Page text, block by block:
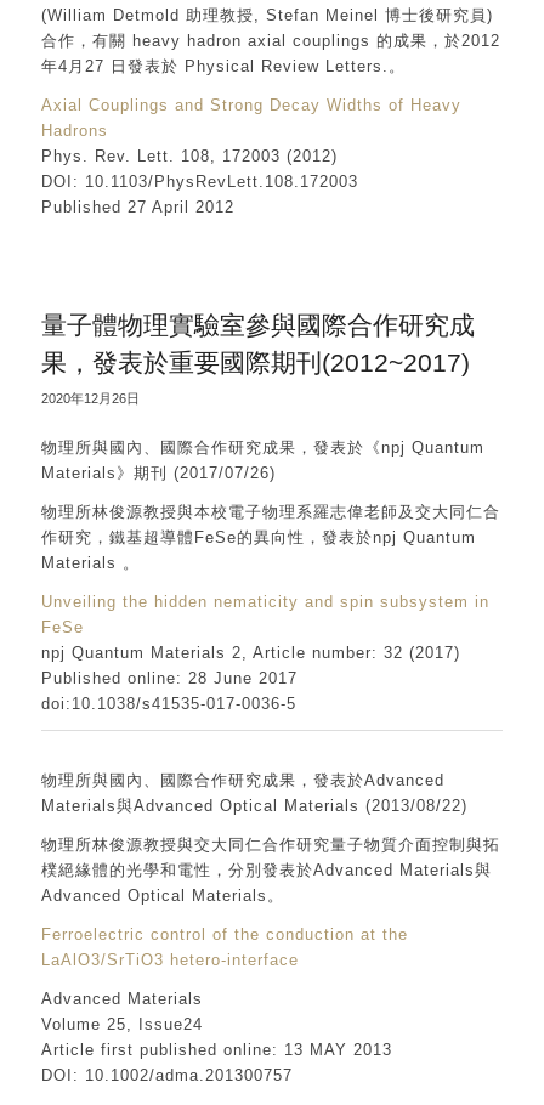
(William Detmold 助理教授, Stefan Meinel 博士後研究員)
合作，有關 heavy hadron axial couplings 的成果，於2012
年4月27 日發表於 Physical Review Letters.。
Axial Couplings and Strong Decay Widths of Heavy
Hadrons
Phys. Rev. Lett. 108, 172003 (2012)
DOI: 10.1103/PhysRevLett.108.172003
Published 27 April 2012
量子體物理實驗室參與國際合作研究成
果，發表於重要國際期刊(2012~2017)
2020年12月26日
物理所與國內、國際合作研究成果，發表於《npj Quantum
Materials》期刊 (2017/07/26)
物理所林俊源教授與本校電子物理系羅志偉老師及交大同仁合
作研究，鐵基超導體FeSe的異向性，發表於npj Quantum
Materials 。
Unveiling the hidden nematicity and spin subsystem in
FeSe
npj Quantum Materials 2, Article number: 32 (2017)
Published online: 28 June 2017
doi:10.1038/s41535-017-0036-5
物理所與國內、國際合作研究成果，發表於Advanced
Materials與Advanced Optical Materials (2013/08/22)
物理所林俊源教授與交大同仁合作研究量子物質介面控制與拓
樸絕緣體的光學和電性，分別發表於Advanced Materials與
Advanced Optical Materials。
Ferroelectric control of the conduction at the
LaAlO3/SrTiO3 hetero-interface
Advanced Materials
Volume 25, Issue24
Article first published online: 13 MAY 2013
DOI: 10.1002/adma.201300757